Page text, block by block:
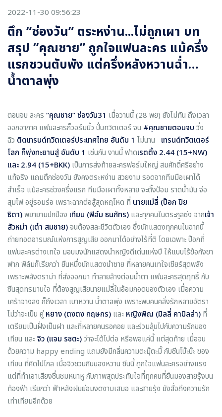
2022-11-30 09:56:23
ตึก “ช่องวัน” ตระหง่าน...ไม่ถูกเผา บท
สรุป “คุณชาย” ถูกใจแฟนละคร แม้ครึ่ง
แรกชวนตับพัง แต่ครึ่งหลังหวานฉ่ำ…
น้ำตาลพุ่ง
ตอนจบ ละคร “คุณชาย” ช่องวัน31 เมื่อวานนี้ (28 พย) ยังไม่ทัน ถึงเวลา
ออกอากาศ แฟนละครก็วอร์มนิ้ว ปั่นทวิตเตอร์ จน #คุณชายตอนจบ วิ่ง
ฉิว ติดเทรนด์ทวิตเตอร์ประเทศไทย อันดับ 1 ไม่นาน
เทรนด์ทวิตเตอร์
โลก ก็พุ่งทะยานสู่ อันดับ 1 เช่นกัน งานนี้ ฟาดเรตติ้ง 2.44 (15+NW)
และ 2.94 (15+BKK) เป็นการส่งท้ายละครฟอร์มใหญ่ สมศักดิ์ศรีอย่าง
แท้จริง แถมตึกช่องวัน ยังคงตระหง่าน สวยงาม รอดจากทีมมือเผาได้
สำเร็จ แม้ละครช่วงครึ่งแรก ทีมมือเผาทั้งหลาย จะตั้งป้อม ราดน้ำมัน จ่อ
สุมไฟ อยู่รอมร่อ เพราะฉากต่อสู้สุดหฤโหด ที่ นายแม่ลี่ (ป๊อก ปิย
ธิดา)พยายามปกป้อง เทียน (ฟิล์ม ธนภัทร) และทุกคนในตระกูลซ่ง จากเจ้า
สัวหม่า (เต๋า สมชาย)จนต้องสละชีวิตตัวเอง ซึ่งนักแสดงทุกคนในฉากนี้
ถ่ายทอดอารมณ์แห่งการสูญเสีย ออกมาได้อย่างไร้ที่ติ โดยเฉพาะ ป๊อกที่
แฟนละครต่างเทใจ มอบมงนักแสดงนำหญิงดีเด่นแห่งปี ให้แบบไร้ข้อกังขา
ฟาก ฟิล์มก็เรียกว่า ยืนหนึ่งนักแสดงนำชาย ที่หลายคนเทใจเชียร์สุดพลัง
เพราะพลังดราม่า ที่ส่งออกมา ทำลายล้างต่อมน้ำตา แฟนละครสุดฤทธิ์ กับ
ซีนสุดทรมานใจ ที่ต้องสูญเสียนายแม่ลี่ในอ้อมกอดของตัวเอง เมื่อความ
เศร้าจางลง ก็ถึงเวลา เบาหวาน น้ำตาลพุ่ง เพราะพบคนคลั่งรักหลายอัตรา
ไม่ว่าจะเป็น คู่ หยาง (ตงตง กฤษกร) และ หญิงพิณ (มิลลี่ คามิลล่า) ที่
เตรียมเป็นฝั่งเป็นฝา และที่หลายคนรอคอย และร่วมลุ้นไปกับความรักของ
เทียน และจิว (แจม รชตะ)ว่าจะได้ไปต่อ หรือพอแค่นี้ แต่สุดท้าย เมื่อจบ
ด้วยความ happy ending แถมยังมีกลิ่นความตะมุ๊ตะมิ๊ กับซีนโบ๊ะบ๊ะ ของ
เทียน ที่คิดไปไกล เมื่อจิวชวนกินของหวาน ซีนนี้ ถูกใจแฟนละครอย่างแรง
แต่ที่ทำเอาเสียงชื่นชมหนาหู กับภาพสุดประทับใจที่ทุกคนที่ยืนมองสายรุ้งบน
ท้องฟ้า เรียกว่า ฟ้าหลังฝนย่อมงดงามเสมอ และสายรุ้ง ยังสื่อถึงความรัก
เท่าเทียมอีกด้วย